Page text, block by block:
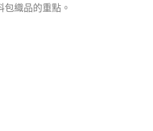
織品的重點。